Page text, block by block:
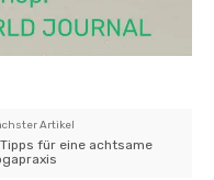
Artikel
für eine achtsame